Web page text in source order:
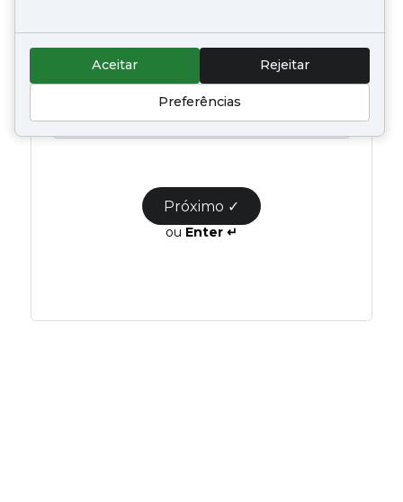
Aceitar Rejeitar
Preferências
Email do comercial*
Próximo ✓
ou Enter ↵